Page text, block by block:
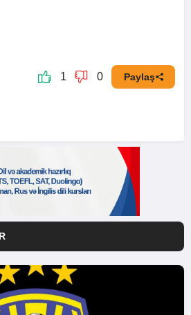
1 0 Paylaş